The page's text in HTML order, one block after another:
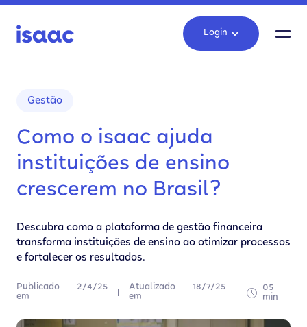
Login
Gestão
Como o isaac ajuda
instituições de ensino
crescerem no Brasil?
Descubra como a plataforma de gestão financeira
transforma instituições de ensino ao otimizar processos
e fortalecer os resultados.
Publicado
em
2/4/25
Atualizado
em
18/7/25
05
min